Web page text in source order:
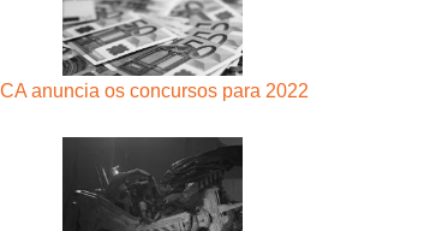
ICA anuncia os concursos para 2022